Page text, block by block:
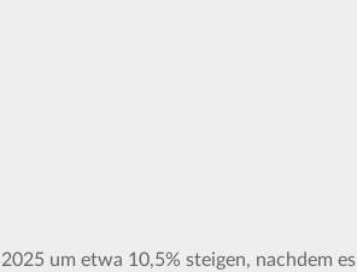
um etwa 10,5% steigen, nachdem es